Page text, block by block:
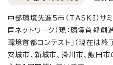
中部環境先進5市（TASKI）サミ
国ネットワーク（現：環境首都創
環境首都コンテスト」（現在は終
安城市、新城市、掛川市、飯田